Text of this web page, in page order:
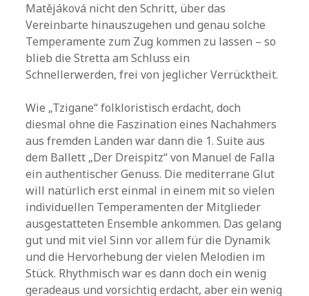
Matějáková nicht den Schritt, über das
Vereinbarte hinauszugehen und genau solche
Temperamente zum Zug kommen zu lassen – so
blieb die Stretta am Schluss ein
Schnellerwerden, frei von jeglicher Verrücktheit.
Wie „Tzigane“ folkloristisch erdacht, doch
diesmal ohne die Faszination eines Nachahmers
aus fremden Landen war dann die 1. Suite aus
dem Ballett „Der Dreispitz“ von Manuel de Falla
ein authentischer Genuss. Die mediterrane Glut
will natürlich erst einmal in einem mit so vielen
individuellen Temperamenten der Mitglieder
ausgestatteten Ensemble ankommen. Das gelang
gut und mit viel Sinn vor allem für die Dynamik
und die Hervorhebung der vielen Melodien im
Stück. Rhythmisch war es dann doch ein wenig
geradeaus und vorsichtig erdacht, aber ein wenig